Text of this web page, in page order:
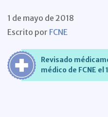
1 de mayo de 2018
Escrito por FCNE
Revisado
médico de FCNE el